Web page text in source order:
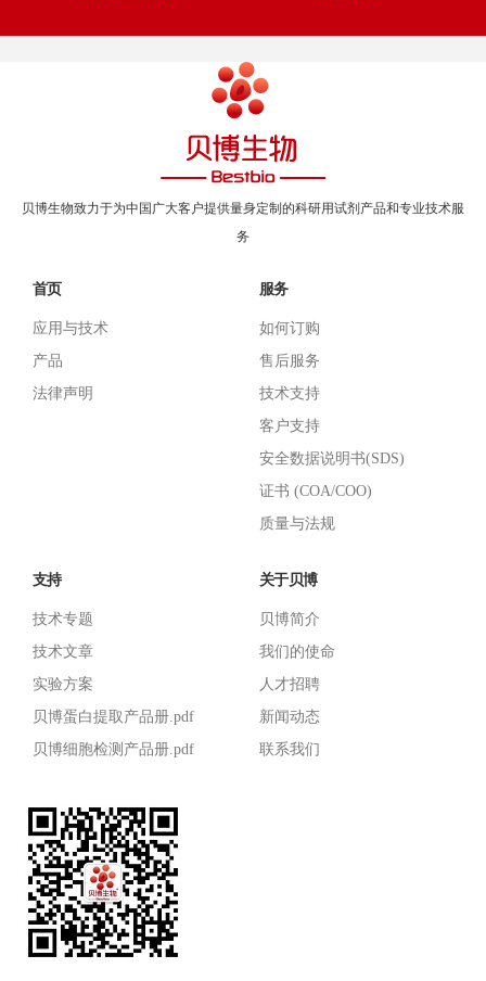
贝博生物致力于为中国广大客户提供量身定制的科研用试剂产品和专业技术服
务
首页
应用与技术
产品
法律声明
服务
如何订购
售后服务
技术支持
客户支持
安全数据说明书(SDS)
证书 (COA/COO)
质量与法规
支持
技术专题
技术文章
实验方案
贝博蛋白提取产品册.pdf
贝博细胞检测产品册.pdf
关于贝博
贝博简介
我们的使命
人才招聘
新闻动态
联系我们